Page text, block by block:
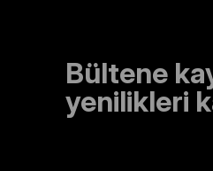
Bültene
yenilikleri